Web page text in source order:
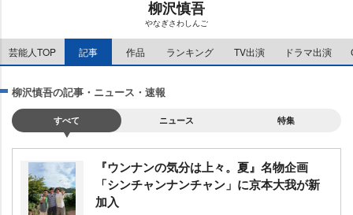
柳沢慎吾
なぎさわしんご
芸能人TOP 記事 作品 ランキング TV出演 ドラマ出演
柳沢慎吾の記事・ニュース・速報
すべて ニュース 特集
『ウンナンの気分は上々。夏』名物企画
「シンチャンナンチャン」に京本大我が新
加入